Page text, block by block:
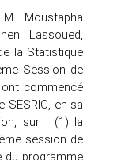
Moustapha
Lassoued,
la Statistique
Session de
commencé
en sa
sur : (1) la
session de
du programme